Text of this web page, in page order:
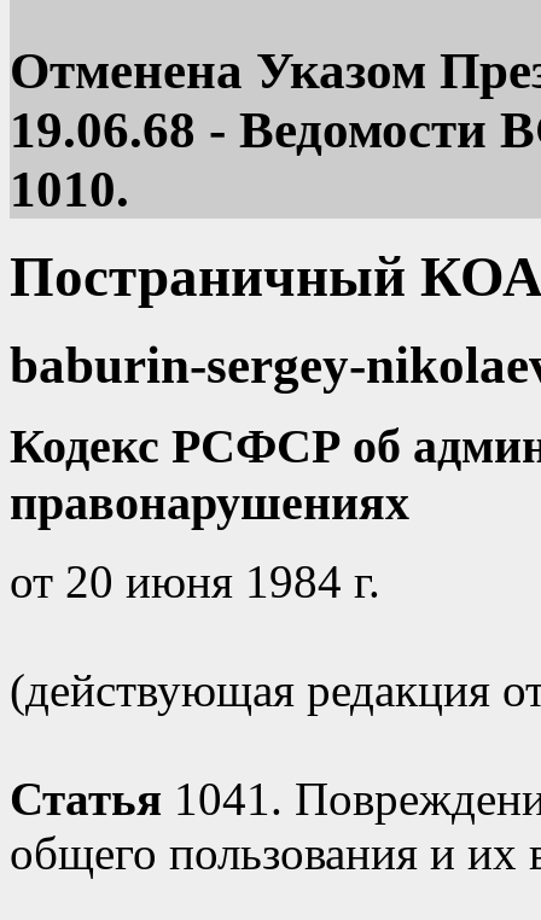
Отменена Указом
19.06.68 - Ведомости
1010.
Постраничный
baburin-sergey-
Кодекс РСФСР об
правонарушениях
от 20 июня 1984 г.
(действующая редакция
Статья 1041.
общего пользования и их